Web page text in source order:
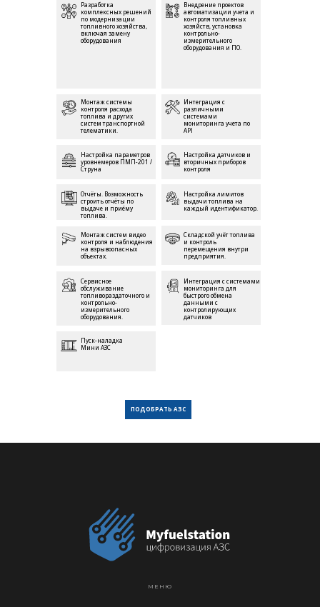
ПОДОБРАТЬ АЗС
Разработка
комплексных решений
по модернизации
топливного хозяйства,
включая замену
оборудования
Внедрение проектов
автоматизации учета и
контроля топливных
хозяйств, установка
контрольно-
измерительного
оборудования и ПО.
Интеграция с
различными
системами
мониторинга учета по
API
Монтаж системы
контроля расхода
топлива и других
систем транспортной
телематики.
Настройка параметров
уровнемеров ПМП-201 /
Струна
Настройка датчиков и
вторичных приборов
контроля
Отчёты. Возможность
строить отчёты по
выдаче и приёму
топлива.
Настройка лимитов
выдачи топлива на
каждый идентификатор.
Монтаж систем видео
контроля и наблюдения
на взрывоопасных
объектах.
Складской учёт топлива
и контроль
перемещения внутри
предприятия.
Сервисное
обслуживание
топливораздаточного и
контрольно-
измерительного
оборудования.
Интеграция с системами
мониторинга для
быстрого обмена
данными с
контролирующих
датчиков
Пуск-наладка
Мини АЗС
МЕНЮ